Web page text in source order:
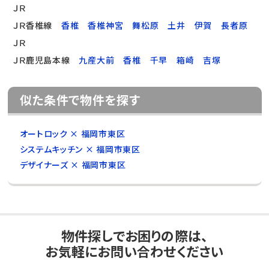
ＪＲ
ＪＲ香椎線
香椎 香椎神宮 舞松原 土井 伊賀
長者原
ＪＲ
ＪＲ鹿児島本線
九産大前 香椎 千早 箱崎 吉塚
似た条件で物件を探す
オートロック × 福岡市東区
システムキッチン × 福岡市東区
デザイナーズ × 福岡市東区
物件探しでお困りの際は、
お気軽にお問い合わせください